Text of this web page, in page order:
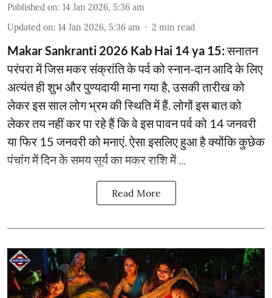
Published on: 14 Jan 2026, 5:36 am
Updated on: 14 Jan 2026, 5:36 am 2 min read
Makar Sankranti 2026 Kab Hai 14 ya 15:सनातन
परंपरा में जिस मकर संक्रांति के पर्व को स्नान-दान आदि के लिए
अत्यंत ही शुभ और पुण्यदायी माना गया है, उसकी तारीख को
लेकर इस साल लोग भ्रम की स्थिति में हैं. लोगों इस बात को
लेकर तय नहीं कर पा रहे हैं कि वे इस पावन पर्व को 14 जनवरी
या फिर 15 जनवरी को मनाएं. ऐसा इसलिए हुआ है क्योंकि कुछेक
पंचांग में दिन के समय सूर्य का मकर राशि में ...
Read More